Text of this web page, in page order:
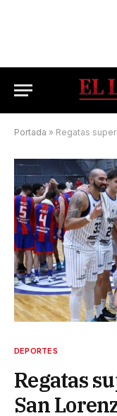
Portada » Regatas
DEPORTES
Regatas
San